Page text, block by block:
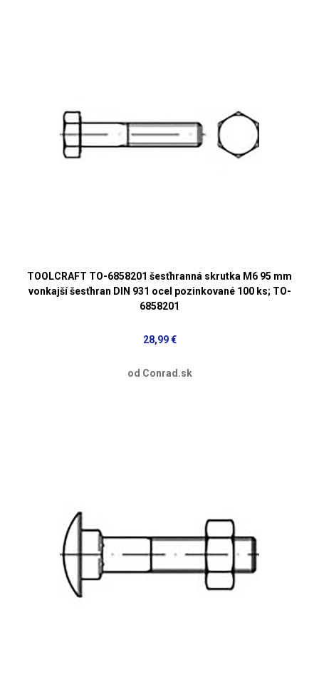
TOOLCRAFT TO-6858201 šesťhranná skrutka M6 95 mm
vonkajší šesťhran DIN 931 ocel pozinkované 100 ks; TO-
6858201
28,99 €
od Conrad.sk